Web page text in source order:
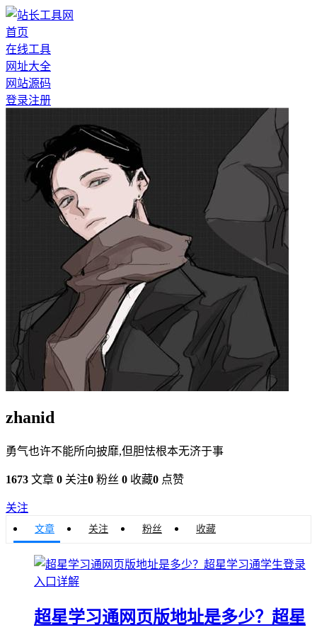
首页
在线工具
网址大全
网站源码
登录注册
zhanid
勇气也许不能所向披靡,但胆怯根本无济于事
1673 文章 0 关注0 粉丝 0 收藏0 点赞
关注
文章 关注 粉丝 收藏
超星学习通网页版地址是多少？超星